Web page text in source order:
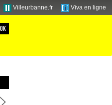
Villeurbanne.fr Viva en ligne